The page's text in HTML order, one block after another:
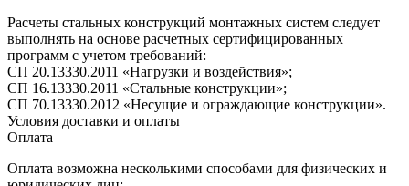
Расчеты стальных конструкций монтажных систем следует
выполнять на основе расчетных сертифицированных
программ с учетом требований:
СП 20.13330.2011 «Нагрузки и воздействия»;
СП 16.13330.2011 «Стальные конструкции»;
СП 70.13330.2012 «Несущие и ограждающие конструкции».
Условия доставки и оплаты
Оплата
Оплата возможна несколькими способами для физических и